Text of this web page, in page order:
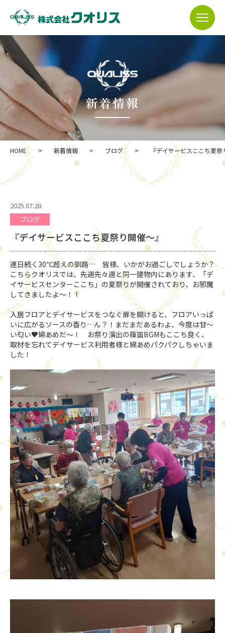
新着情報
HOME > 新着情報 > ブログ > 『デイサービスここち夏
2025.07.28
ブログ
『デイサービスここち夏祭り開催〜』
連日続く30℃超えの釧路… 皆様、いかがお過ごしでしょうか？
こちらクオリスでは、先週先々週と同一建物内にあります、「デ
イサービスセンターここち」の夏祭りが開催されており、お邪魔
してきましたよ〜！！
入居フロアとデイサービスをつなぐ扉を開けると、フロアいっぱ
いに広がるソースの香り…ん？！まだまだあるわよ、今度は甘〜
い匂い♥綿あめだ〜！ お祭り演出の篠笛BGMもここち良く、
取材を忘れてデイサービス利用者様と綿あめパクパクしちゃいま
した！